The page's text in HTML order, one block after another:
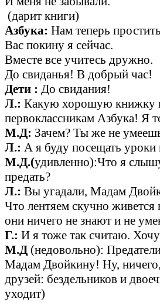
(дарит книги)
Азбука: Нам теперь
Вас покину я сейчас.
Вместе все учитесь дружно.
До свиданья! В добрый час!
Дети : До свидания!
Л.: Какую хорошую книжку
первоклассникам Азбука! Я
М.Д: Зачем? Ты же не
Л.: А я буду посещать уроки
М.Д.(удивленно):Что я
предать?
Л.: Вы угадали, Мадам
Что лентяем скучно живется
они ничего не знают и не
Г.: И я тоже так считаю.
М.Д (недовольно):
Мадам Двойкину! Ну,
друзей: бездельников и
уходит)